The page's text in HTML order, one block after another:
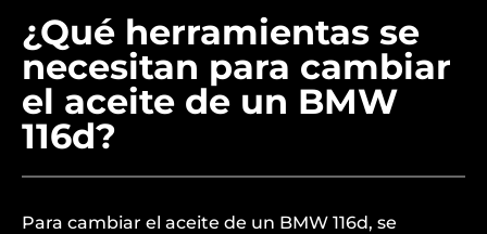
¿Qué herramientas se
necesitan para cambiar
el aceite de un BMW
116d?
Para cambiar el aceite de un BMW 116d, se